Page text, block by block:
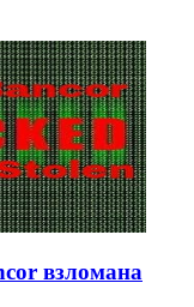
взломана